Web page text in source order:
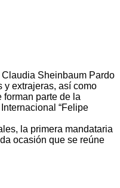
Sheinbaum Pardo
y extrajeras, así como
parte de la
“Felipe
la primera mandataria
ocasión que se reúne